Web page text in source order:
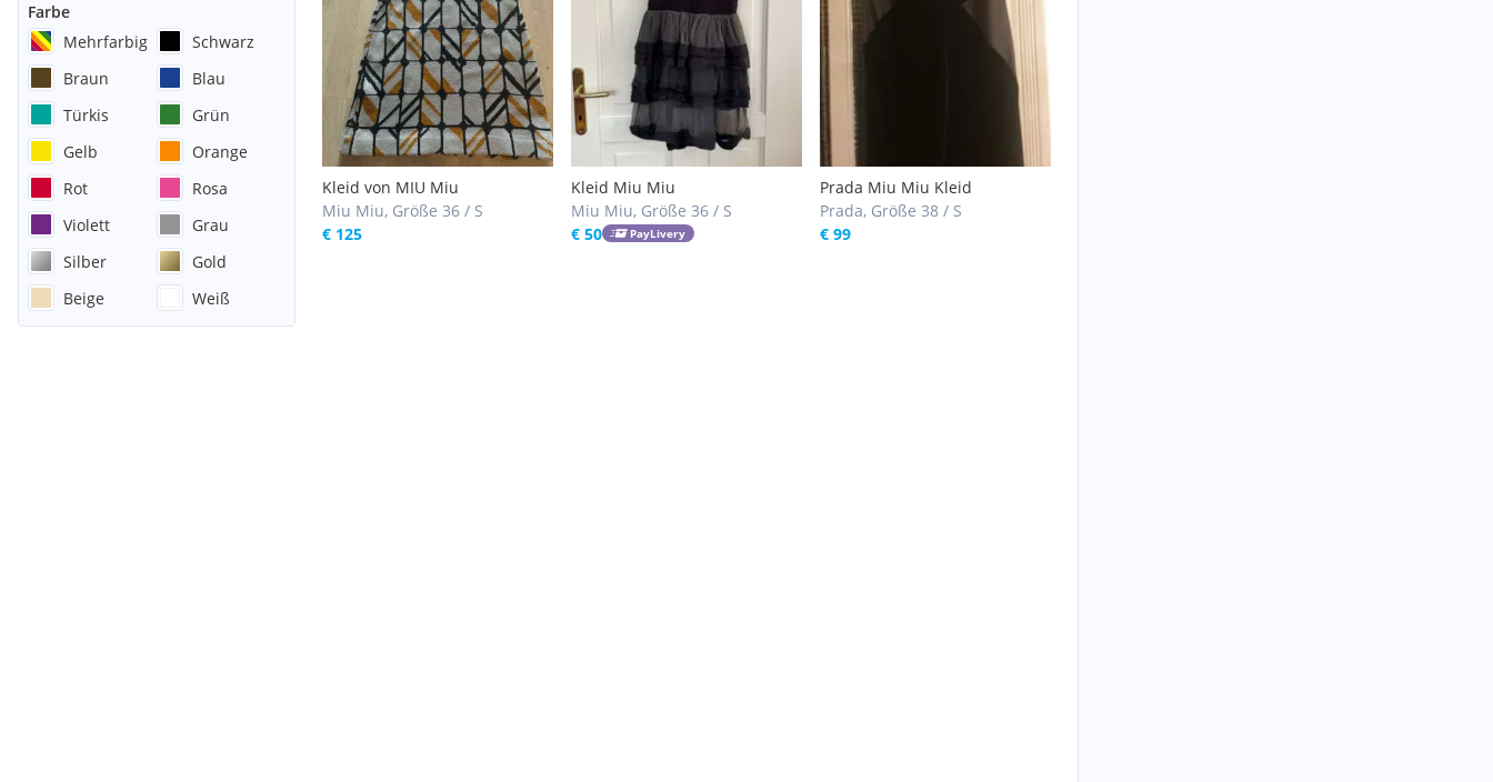
Farbe
Mehrfarbig
Schwarz
Braun
Blau
Türkis
Grün
Gelb
Orange
Rot
Rosa
Violett
Grau
Silber
Gold
Beige
Weiß
Kleid von MIU Miu
Miu Miu, Größe 36 / S
€ 125
Kleid Miu Miu
Miu Miu, Größe 36 / S
€ 50
PayLivery
Prada Miu Miu Kleid
Prada, Größe 38 / S
€ 99